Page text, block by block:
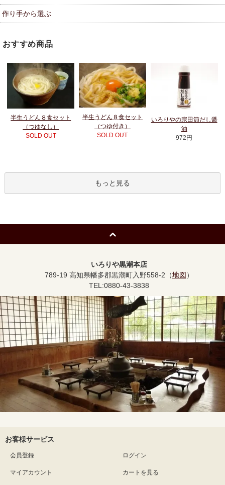
作り手から選ぶ
おすすめ商品
半生うどん８食セット
（つゆなし）
SOLD OUT
半生うどん８食セット
（つゆ付き）
SOLD OUT
いろりやの宗田節だし醤
油
972円
もっと見る
いろりや黒潮本店
789-19 高知県幡多郡黒潮町入野558-2（地図 ）
TEL:0880-43-3838
お客様サービス
会員登録 ログイン
マイアカウント カートを見る